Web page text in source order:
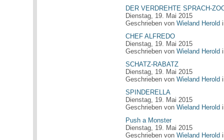
DER VERDREHTE SPRACH-
Dienstag, 19. Mai 2015
Geschrieben vonWieland Herold
CHEF ALFREDO
Dienstag, 19. Mai 2015
Geschrieben vonWieland Herold
SCHATZ-RABATZ
Dienstag, 19. Mai 2015
Geschrieben vonWieland Herold
SPINDERELLA
Dienstag, 19. Mai 2015
Geschrieben vonWieland Herold
Push a Monster
Dienstag, 19. Mai 2015
Geschrieben vonWieland Herold